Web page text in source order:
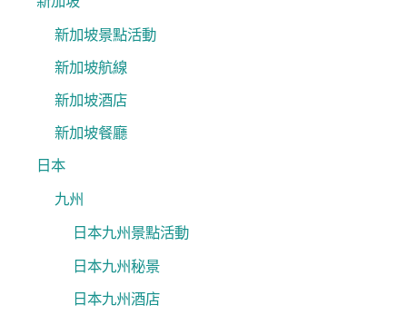
新加坡景點活動
新加坡航線
新加坡酒店
新加坡餐廳
日本
九州
日本九州景點活動
日本九州秘景
日本九州酒店